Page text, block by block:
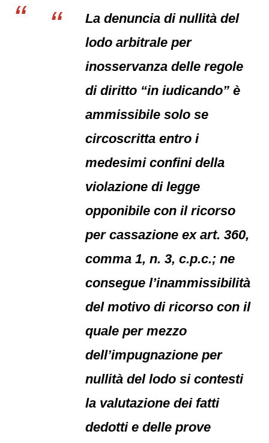
La denuncia di nullità del
lodo arbitrale per
inosservanza delle regole
di diritto “in iudicando” è
ammissibile solo se
circoscritta entro i
medesimi confini della
violazione di legge
opponibile con il ricorso
per cassazione ex art. 360,
comma 1, n. 3, c.p.c.; ne
consegue l’inammissibilità
del motivo di ricorso con il
quale per mezzo
dell’impugnazione per
nullità del lodo si contesti
la valutazione dei fatti
dedotti e delle prove